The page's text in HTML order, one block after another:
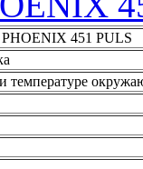
451 PULS
температуре